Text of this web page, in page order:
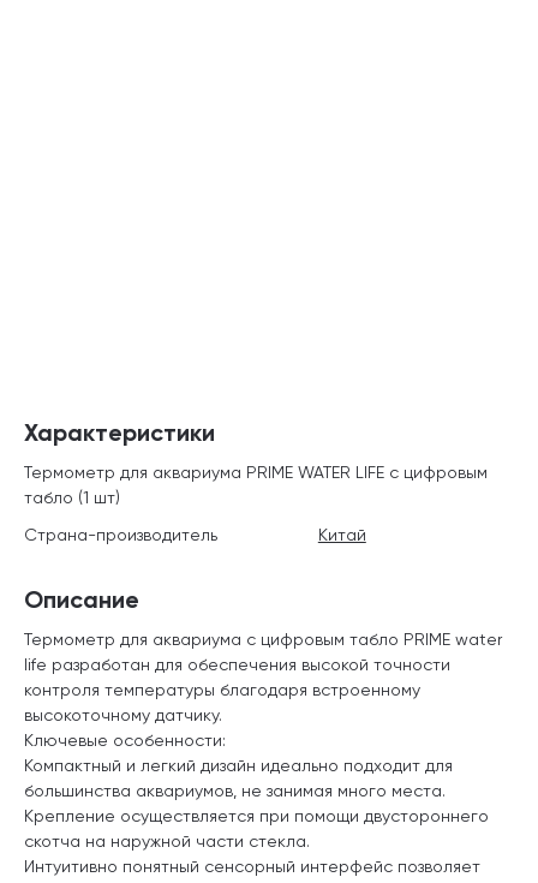
Описание
Термометр для аквариума с цифровым табло PRIME water
life разработан для обеспечения высокой точности
контроля температуры благодаря встроенному
высокоточному датчику.
Ключевые особенности:
Компактный и легкий дизайн идеально подходит для
большинства аквариумов, не занимая много места.
Крепление осуществляется при помощи двустороннего
скотча на наружной части стекла.
Интуитивно понятный сенсорный интерфейс позволяет
Характеристики
Термометр для аквариума PRIME WATER LIFE с цифровым
табло (1 шт)
Страна-производитель
Китай